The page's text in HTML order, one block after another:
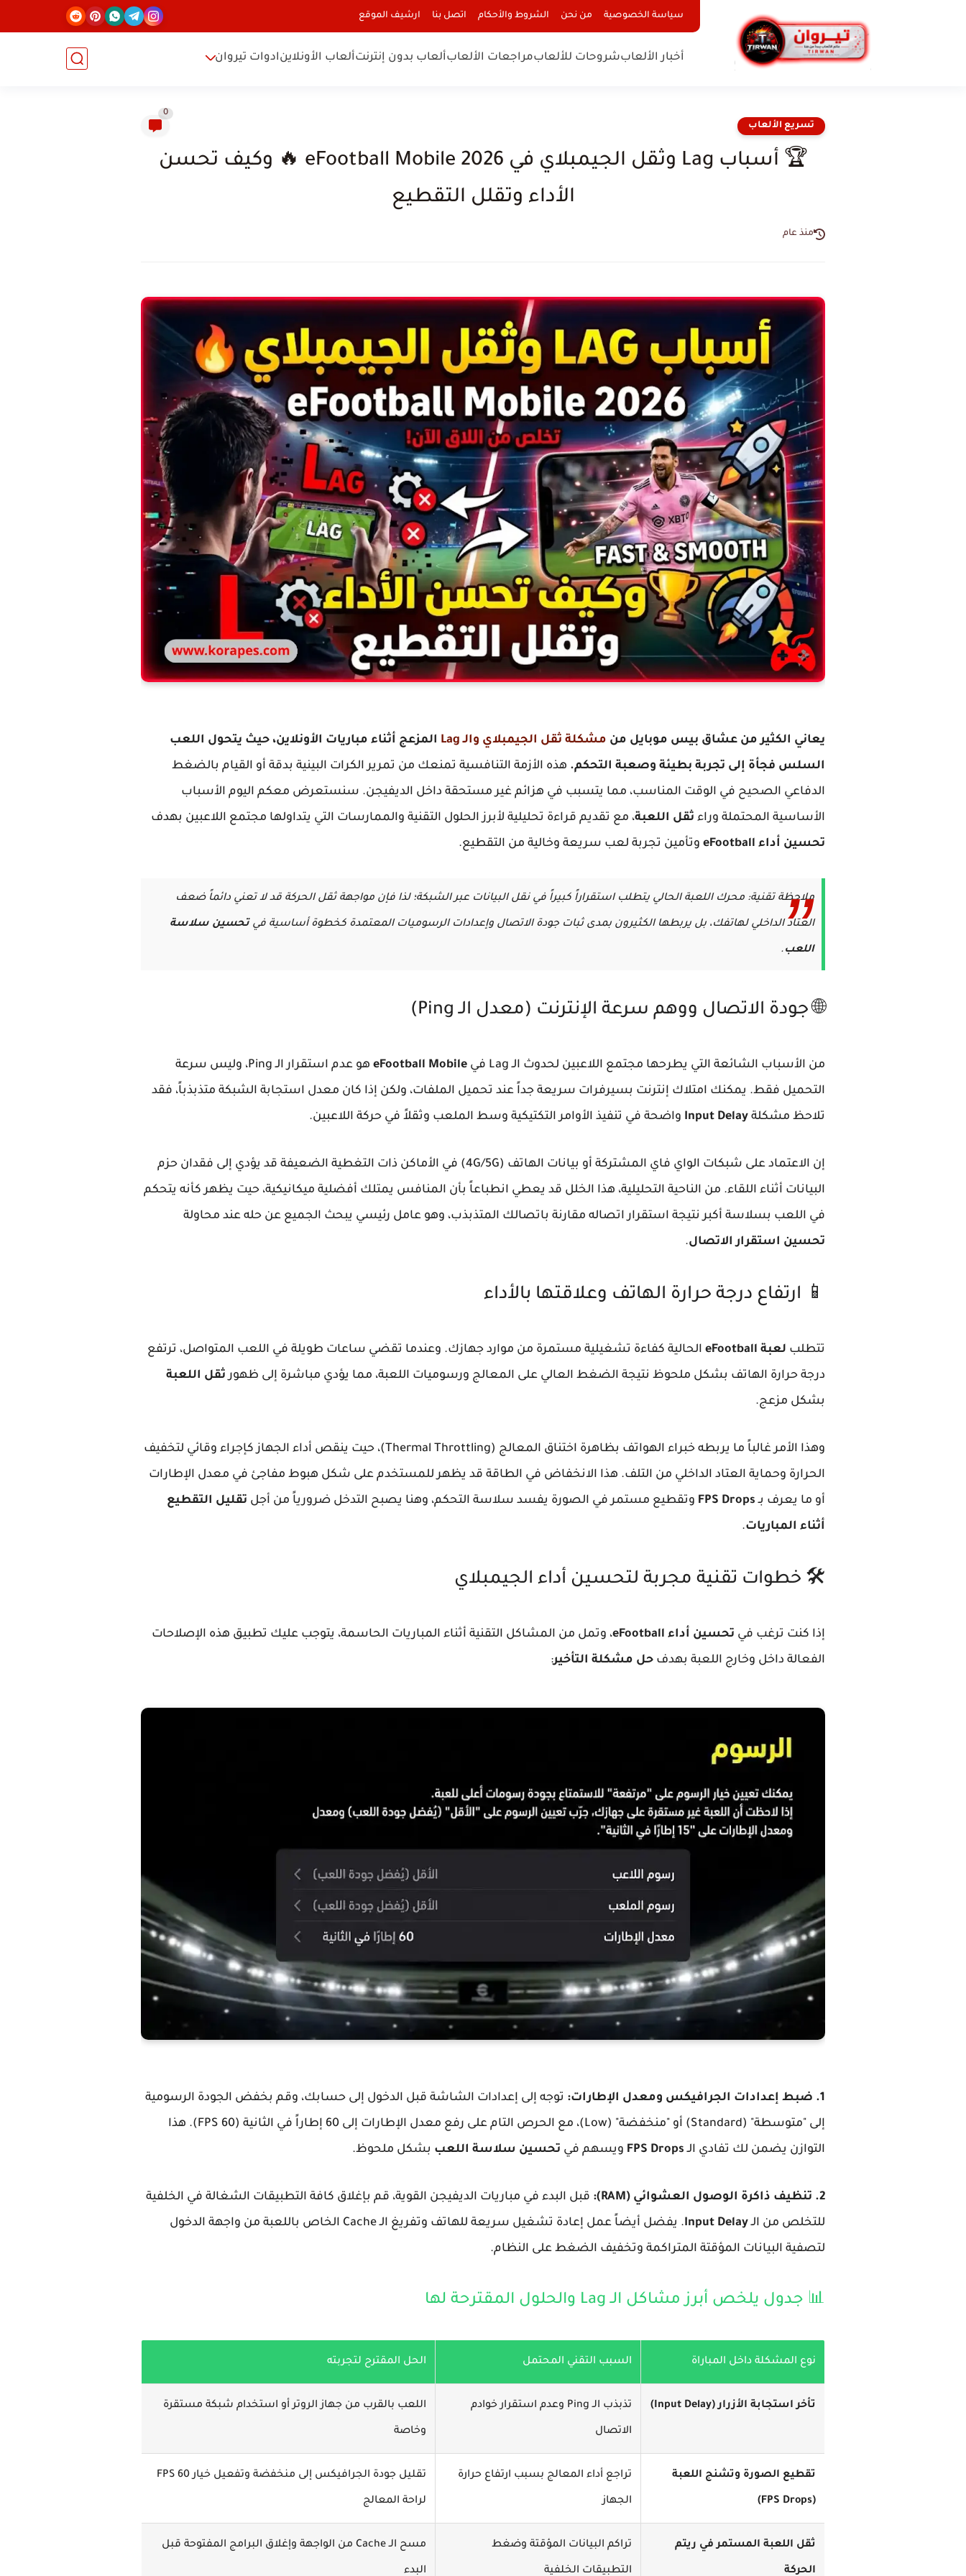
سياسة الخصوصية من نحن الشروط والأحكام اتصل بنا ارشيف الموقع
أخبار الألعابشروحات للألعابمراجعات الألعابألعاب بدون إنترنتألعاب الأونلاينادوات تيروان
تسريع الألعاب
0
🏆 أسباب Lag وثقل الجيمبلاي في eFootball Mobile 2026 🔥 وكيف تحسن
الأداء وتقلل التقطيع
منذ عام
يعاني الكثير من عشاق بيس موبايل من مشكلة ثقل الجيمبلاي والـ Lag
المزعج أثناء مباريات الأونلاين، حيث يتحول اللعب
السلس فجأة إلى تجربة بطيئة وصعبة التحكم. هذه الأزمة التنافسية تمنعك من تمرير الكرات البينية بدقة أو القيام بالضغط
الدفاعي الصحيح في الوقت المناسب، مما يتسبب في هزائم غير مستحقة داخل الديفيجن. سنستعرض معكم اليوم الأسباب
الأساسية المحتملة وراء ثقل اللعبة، مع تقديم قراءة تحليلية لأبرز الحلول التقنية والممارسات التي يتداولها مجتمع اللاعبين بهدف
تحسين أداء eFootball
وتأمين تجربة لعب سريعة وخالية من التقطيع.
ملاحظة تقنية: محرك اللعبة الحالي يتطلب استقراراً كبيراً في نقل البيانات عبر الشبكة؛ لذا فإن مواجهة ثقل الحركة قد لا تعني دائماً ضعف
العتاد الداخلي لهاتفك، بل يربطها الكثيرون بمدى ثبات جودة الاتصال وإعدادات الرسوميات المعتمدة كخطوة أساسية في تحسين سلاسة
اللعب.
🌐 جودة الاتصال ووهم سرعة الإنترنت (معدل الـ Ping)
من الأسباب الشائعة التي يطرحها مجتمع اللاعبين لحدوث الـ Lag في eFootball Mobile
هو عدم استقرار الـ Ping، وليس سرعة
التحميل فقط. يمكنك امتلاك إنترنت بسيرفرات سريعة جداً عند تحميل الملفات، ولكن إذا كان معدل استجابة الشبكة متذبذباً، فقد
تلاحظ مشكلة Input Delay واضحة في تنفيذ الأوامر التكتيكية وسط الملعب وثقلاً في حركة اللاعبين.
إن الاعتماد على شبكات الواي فاي المشتركة أو بيانات الهاتف (4G/5G) في الأماكن ذات التغطية الضعيفة قد يؤدي إلى فقدان حزم
البيانات أثناء اللقاء. من الناحية التحليلية، هذا الخلل قد يعطي انطباعاً بأن المنافس يمتلك أفضلية ميكانيكية، حيت يظهر كأنه يتحكم
في اللعب بسلاسة أكبر نتيجة استقرار اتصاله مقارنة باتصالك المتذبذب، وهو عامل رئيسي يبحث الجميع عن حله عند محاولة
تحسين استقرار الاتصال.
📱 ارتفاع درجة حرارة الهاتف وعلاقتها بالأداء
تتطلب لعبة eFootball
الحالية كفاءة تشغيلية مستمرة من موارد جهازك. وعندما تقضي ساعات طويلة في اللعب المتواصل، ترتفع
درجة حرارة الهاتف بشكل ملحوظ نتيجة الضغط العالي على المعالج ورسوميات اللعبة، مما يؤدي مباشرة إلى ظهور ثقل اللعبة
بشكل مزعج.
وهذا الأمر غالباً ما يربطه خبراء الهواتف بظاهرة اختناق المعالج (Thermal Throttling)، حيت ينقص أداء الجهاز كإجراء وقائي لتخفيف
الحرارة وحماية العتاد الداخلي من التلف. هذا الانخفاض في الطاقة قد يظهر للمستخدم على شكل هبوط مفاجئ في معدل الإطارات
أو ما يعرف بـ FPS Drops وتقطيع مستمر في الصورة يفسد سلاسة التحكم، وهنا يصبح التدخل ضرورياً من أجل تقليل التقطيع
أثناء المباريات.
🛠️ خطوات تقنية مجربة لتحسين أداء الجيمبلاي
إذا كنت ترغب في تحسين أداء eFootball
، وتمل من المشاكل التقنية أثناء المباريات الحاسمة، يتوجب عليك تطبيق هذه الإصلاحات
الفعالة داخل وخارج اللعبة بهدف حل مشكلة التأخير:
1. ضبط إعدادات الجرافيكس ومعدل الإطارات:
توجه إلى إعدادات الشاشة قبل الدخول إلى حسابك، وقم بخفض الجودة الرسومية
إلى "متوسطة" (Standard) أو "منخفضة" (Low)، مع الحرص التام على رفع معدل الإطارات إلى 60 إطاراً في الثانية (60 FPS). هذا
التوازن يضمن لك تفادي الـ FPS Drops ويسهم في تحسين سلاسة اللعب بشكل ملحوظ.
2. تنظيف ذاكرة الوصول العشوائي (RAM):
قبل البدء في مباريات الديفيجن القوية، قم بإغلاق كافة التطبيقات الشغالة في الخلفية
للتخلص من الـInput Delay
. يفضل أيضاً عمل إعادة تشغيل سريعة للهاتف وتفريغ الـ Cache الخاص باللعبة من واجهة الدخول
لتصفية البيانات المؤقتة المتراكمة وتخفيف الضغط على النظام.
📊 جدول يلخص أبرز مشاكل الـ Lag والحلول المقترحة لها
نوع المشكلة داخل المباراة السبب التقني المحتمل الحل المقترح لتجربته
تأخر استجابة الأزرار (Input Delay) تذبذب الـ Ping وعدم استقرار خوادم
الاتصال
اللعب بالقرب من جهاز الروتر أو استخدام شبكة مستقرة
وخاصة
تقطيع الصورة وتشنج اللعبة
(FPS Drops)
تراجع أداء المعالج بسبب ارتفاع حرارة
الجهاز
تقليل جودة الجرافيكس إلى منخفضة وتفعيل خيار 60 FPS
لراحة المعالج
ثقل اللعبة المستمر في ريتم
الحركة
تراكم البيانات المؤقتة وضغط
التطبيقات الخلفية
مسح الـ Cache من الواجهة وإغلاق البرامج المفتوحة قبل
البدء